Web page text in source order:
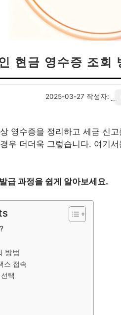
현금 영수증 조회
2025-03-27 작성자:
영수증을 정리하고 세금 신
우 더더욱 그렇습니다. 여기
급 과정을 쉽게 알아보세요.
방법
스 접속
택